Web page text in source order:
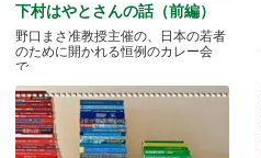
下村はやとさんの話（前編）
野口まさ准教授主催の、日本の若者
のために開かれる恒例のカレー会
で.....